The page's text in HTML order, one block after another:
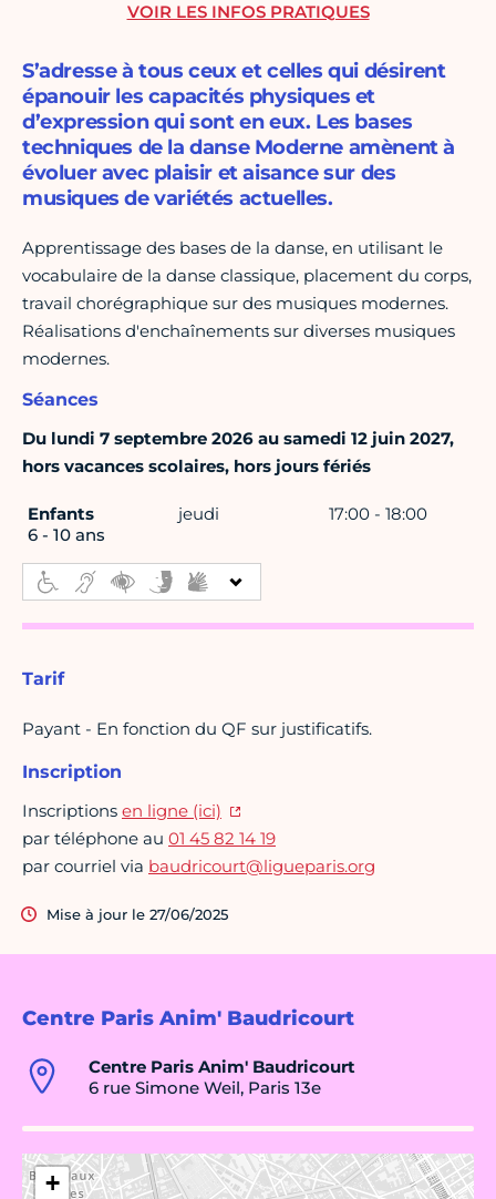
Centre Paris Anim' Baudricourt
Centre Paris Anim' Baudricourt
6 rue Simone Weil, Paris 13e
+
S’adresse à tous ceux et celles qui désirent
épanouir les capacités physiques et
d’expression qui sont en eux. Les bases
techniques de la danse Moderne amènent à
évoluer avec plaisir et aisance sur des
musiques de variétés actuelles.
Apprentissage des bases de la danse, en utilisant le
vocabulaire de la danse classique, placement du corps,
travail chorégraphique sur des musiques modernes.
Réalisations d'enchaînements sur diverses musiques
modernes.
Séances
Du lundi 7 septembre 2026 au samedi 12 juin 2027,
hors vacances scolaires, hors jours fériés
Enfants
6 - 10 ans
jeudi 17:00 - 18:00
Tarif
Payant - En fonction du QF sur justificatifs.
Inscription
Inscriptions en ligne (ici)
par téléphone au 01 45 82 14 19
par courriel via baudricourt@ligueparis.org
Mise à jour le 27/06/2025
VOIR LES INFOS PRATIQUES